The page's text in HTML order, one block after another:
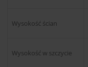
Wysokość ścian
Wysokość w szczycie